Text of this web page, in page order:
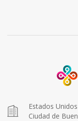
Estados
Ciudad de